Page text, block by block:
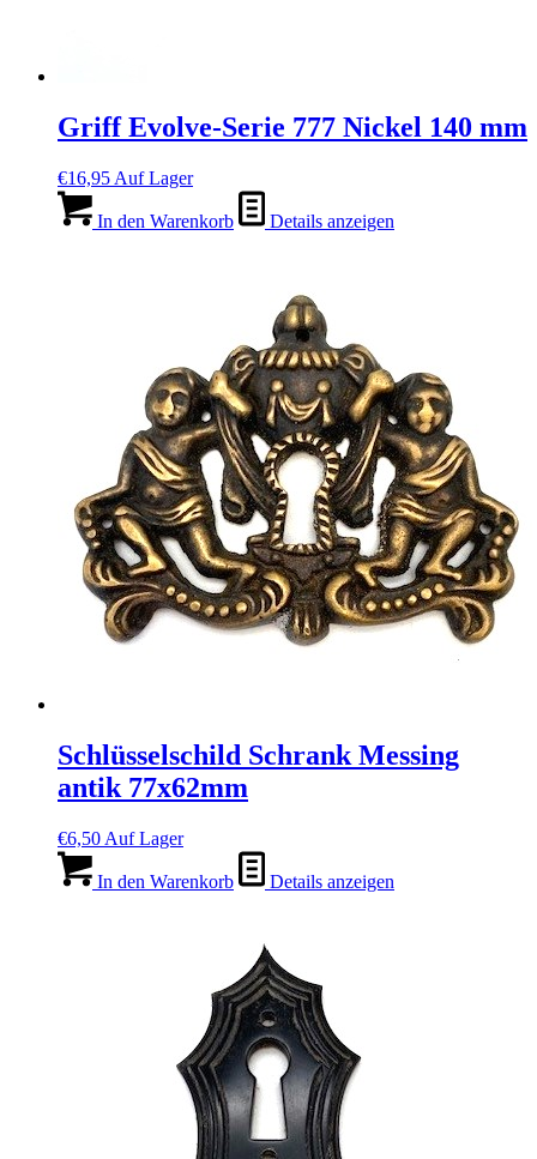
Griff Evolve-Serie 777 Nickel 140 mm
€16,95 Auf Lager
In den Warenkorb Details anzeigen
Schlüsselschild Schrank Messing
antik 77x62mm
€6,50 Auf Lager
In den Warenkorb Details anzeigen